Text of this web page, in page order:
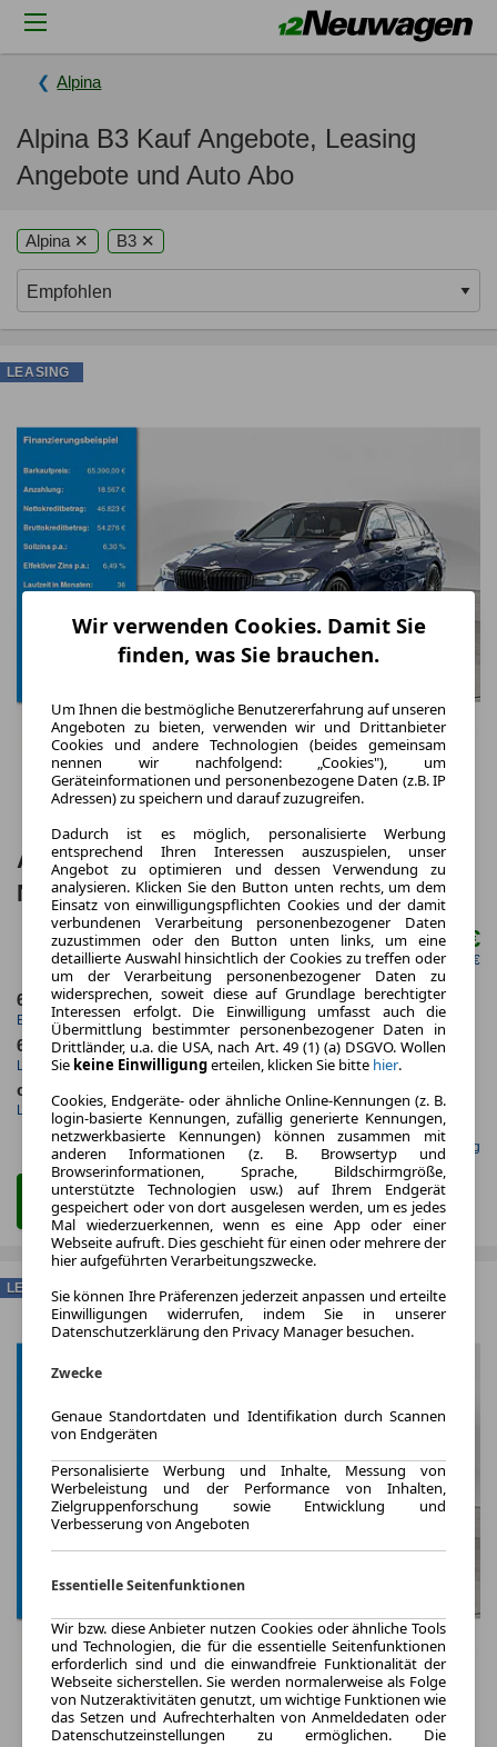
Alpina
Alpina B3 Kauf Angebote, Leasing
Angebote und Auto Abo
Alpina ✕ B3 ✕
ALPINA B3 Touring HUD 360° LED ACC
NAVI KAMERA SHZ PDC
ab mtl.970,00 €
netto mtl. 815,13 €
6.2023
Erstzulassung
10.000,0 km
Jahrliche Fahrleistung
60 Monate
Laufzeit
67 km
Kilometerstand
ca. 364 kW (494 PS)
Leistung
Benzin
Kraftstoff
Gefunden auf Null Leasing
Zum Leasing Angebot
LEASING
LEASING
Wir verwenden Cookies. Damit Sie
finden, was Sie brauchen.
Um Ihnen die bestmögliche Benutzererfahrung auf unseren
Angeboten zu bieten, verwenden wir und Drittanbieter
Cookies und andere Technologien (beides gemeinsam
nennen wir nachfolgend: „Cookies"), um
Geräteinformationen und personenbezogene Daten (z.B. IP
Adressen) zu speichern und darauf zuzugreifen.
Dadurch ist es möglich, personalisierte Werbung
entsprechend Ihren Interessen auszuspielen, unser
Angebot zu optimieren und dessen Verwendung zu
analysieren. Klicken Sie den Button unten rechts, um dem
Einsatz von einwilligungspflichten Cookies und der damit
verbundenen Verarbeitung personenbezogener Daten
zuzustimmen oder den Button unten links, um eine
detaillierte Auswahl hinsichtlich der Cookies zu treffen oder
um der Verarbeitung personenbezogener Daten zu
widersprechen, soweit diese auf Grundlage berechtigter
Interessen erfolgt. Die Einwilligung umfasst auch die
Übermittlung bestimmter personenbezogener Daten in
Drittländer, u.a. die USA, nach Art. 49 (1) (a) DSGVO. Wollen
Sie keine Einwilligungerteilen, klicken Sie bitte hier.
Cookies, Endgeräte- oder ähnliche Online-Kennungen (z. B.
login-basierte Kennungen, zufällig generierte Kennungen,
netzwerkbasierte Kennungen) können zusammen mit
anderen Informationen (z. B. Browsertyp und
Browserinformationen, Sprache, Bildschirmgröße,
unterstützte Technologien usw.) auf Ihrem Endgerät
gespeichert oder von dort ausgelesen werden, um es jedes
Mal wiederzuerkennen, wenn es eine App oder einer
Webseite aufruft. Dies geschieht für einen oder mehrere der
hier aufgeführten Verarbeitungszwecke.
Sie können Ihre Präferenzen jederzeit anpassen und erteilte
Einwilligungen widerrufen, indem Sie in unserer
Datenschutzerklärung den Privacy Manager besuchen.
Zwecke
Genaue Standortdaten und Identifikation durch Scannen
von Endgeräten
Personalisierte Werbung und Inhalte, Messung von
Werbeleistung und der Performance von Inhalten,
Zielgruppenforschung sowie Entwicklung und
Verbesserung von Angeboten
Essentielle Seitenfunktionen
Wir bzw. diese Anbieter nutzen Cookies oder ähnliche Tools
und Technologien, die für die essentielle Seitenfunktionen
erforderlich sind und die einwandfreie Funktionalität der
Webseite sicherstellen. Sie werden normalerweise als Folge
von Nutzeraktivitäten genutzt, um wichtige Funktionen wie
das Setzen und Aufrechterhalten von Anmeldedaten oder
Datenschutzeinstellungen zu ermöglichen. Die